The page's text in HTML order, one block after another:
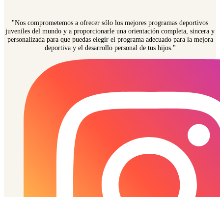
"Nos comprometemos a ofrecer sólo los mejores programas deportivos
juveniles del mundo y a proporcionarle una orientación completa, sincera y
personalizada para que puedas elegir el programa adecuado para la mejora
deportiva y el desarrollo personal de tus hijos."